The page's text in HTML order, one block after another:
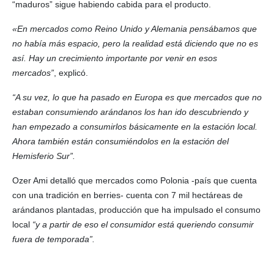
“maduros” sigue habiendo cabida para el producto.
«En mercados como Reino Unido y Alemania pensábamos que
no había más espacio, pero la realidad está diciendo que no es
así. Hay un crecimiento importante por venir en esos
mercados” , explicó.
“A su vez, lo que ha pasado en Europa es que mercados que no
estaban consumiendo arándanos los han ido descubriendo y
han empezado a consumirlos básicamente en la estación local.
Ahora también están consumiéndolos en la estación del
Hemisferio Sur”.
Ozer Ami detalló que mercados como Polonia -país que cuenta
con una tradición en berries- cuenta con 7 mil hectáreas de
arándanos plantadas, producción que ha impulsado el consumo
local “y a partir de eso el consumidor está queriendo consumir
fuera de temporada”.